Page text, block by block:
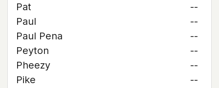
Pat
--
Paul
--
Paul Pena
--
Peyton
--
Pheezy
--
Pike
--